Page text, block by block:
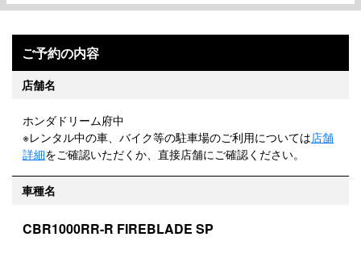
ご予約の内容
店舗名
ホンダドリーム府中
※レンタル中の車、バイク等の駐車場のご利用については店舗
詳細をご確認いただくか、直接店舗にご確認ください。
車種名
CBR1000RR-R FIREBLADE SP